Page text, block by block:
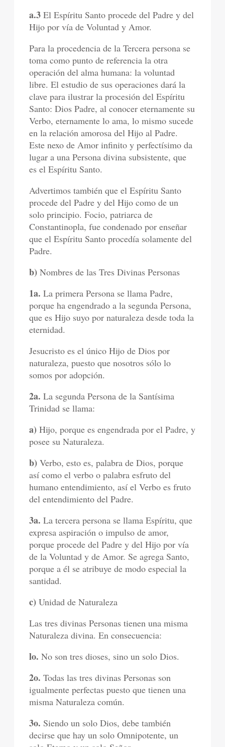
a.3 El Espíritu Santo procede del Padre y del
Hijo por vía de Voluntad y Amor.
Para la procedencia de la Tercera persona se
toma como punto de referencia la otra
operación del alma humana: la voluntad
libre. El estudio de sus operaciones dará la
clave para ilustrar la procesión del Espíritu
Santo: Dios Padre, al conocer eternamente su
Verbo, eternamente lo ama, lo mismo sucede
en la relación amorosa del Hijo al Padre.
Este nexo de Amor infinito y perfectísimo da
lugar a una Persona divina subsistente, que
es el Espíritu Santo.
Advertimos también que el Espíritu Santo
procede del Padre y del Hijo como de un
solo principio. Focio, patriarca de
Constantinopla, fue condenado por enseñar
que el Espíritu Santo procedía solamente del
Padre.
b)Nombres de las Tres Divinas Personas
1a.La primera Persona se llama Padre,
porque ha engendrado a la segunda Persona,
que es Hijo suyo por naturaleza desde toda la
eternidad.
Jesucristo es el único Hijo de Dios por
naturaleza, puesto que nosotros sólo lo
somos por adopción.
2a.La segunda Persona de la Santísima
Trinidad se llama:
a)Hijo, porque es engendrada por el Padre, y
posee su Naturaleza.
b)Verbo, esto es, palabra de Dios, porque
así como el verbo o palabra esfruto del
humano entendimiento, así el Verbo es fruto
del entendimiento del Padre.
3a. La tercera persona se llama Espíritu, que
expresa aspiración o impulso de amor,
porque procede del Padre y del Hijo por vía
de la Voluntad y de Amor. Se agrega Santo,
porque a él se atribuye de modo especial la
santidad.
c)Unidad de Naturaleza
Las tres divinas Personas tienen una misma
Naturaleza divina. En consecuencia:
lo.No son tres dioses, sino un solo Dios.
2o. Todas las tres divinas Personas son
igualmente perfectas puesto que tienen una
misma Naturaleza común.
3o. Siendo un solo Dios, debe también
decirse que hay un solo Omnipotente, un